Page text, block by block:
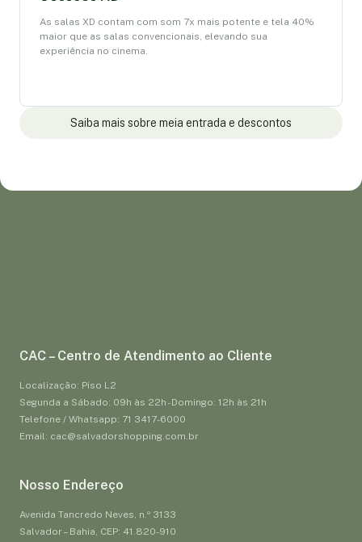
As salas XD contam com som 7x mais potente e tela 40%
maior que as salas convencionais, elevando sua
experiência no cinema.
Saiba mais sobre meia entrada e descontos
CAC – Centro de Atendimento ao Cliente
Localização: Piso L2
Segunda a Sábado: 09h às 22h - Domingo: 12h às 21h
Telefone / Whatsapp: 71 3417-6000
Email: cac@salvadorshopping.com.br
Nosso Endereço
Avenida Tancredo Neves, n.º 3133
Salvador – Bahia, CEP: 41.820-910